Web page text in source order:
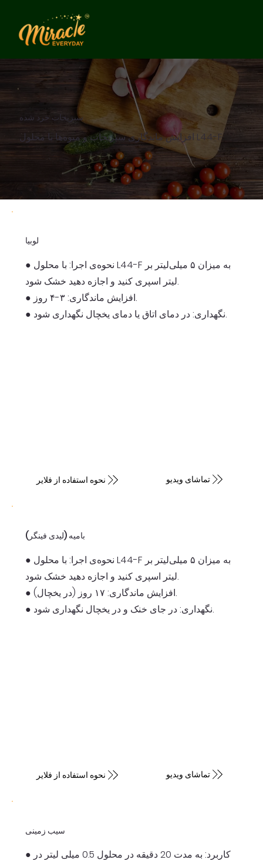
سبزیجات خرد شده
افزایش ماندگاری سبزیجات و میوه‌ها با محلول L44-F
لوبیا
● نحوه‌ی اجرا: با محلول L44-F به میزان ۵ میلی‌لیتر بر
لیتر اسپری کنید و اجازه دهید خشک شود.
● افزایش ماندگاری: ۳-۴ روز.
● نگهداری: در دمای اتاق یا دمای یخچال نگهداری شود.
نحوه استفاده از فلایر تماشای ویدیو
بامیه (لیدی فینگر)
● نحوه‌ی اجرا: با محلول L44-F به میزان ۵ میلی‌لیتر بر
لیتر اسپری کنید و اجازه دهید خشک شود.
● افزایش ماندگاری: ۱۷ روز (در یخچال).
● نگهداری: در جای خنک و در یخچال نگهداری شود.
نحوه استفاده از فلایر تماشای ویدیو
سیب زمینی
● کاربرد: به مدت 20 دقیقه در محلول 0.5 میلی لیتر در